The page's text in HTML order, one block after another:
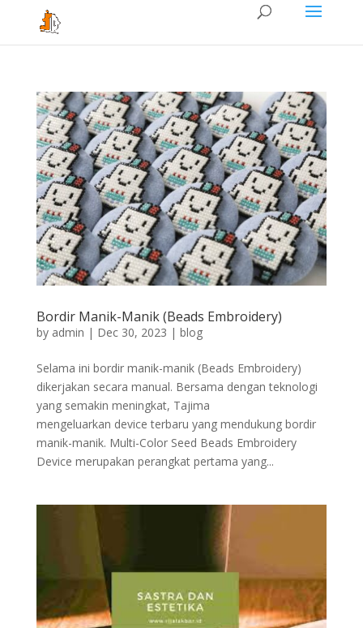
Bordir Manik-Manik (Beads Embroidery)
by admin | Dec 30, 2023 | blog
Selama ini bordir manik-manik (Beads Embroidery)
dikerjakan secara manual. Bersama dengan teknologi
yang semakin meningkat, Tajima
mengeluarkan device terbaru yang mendukung bordir
manik-manik. Multi-Color Seed Beads Embroidery
Device merupakan perangkat pertama yang...